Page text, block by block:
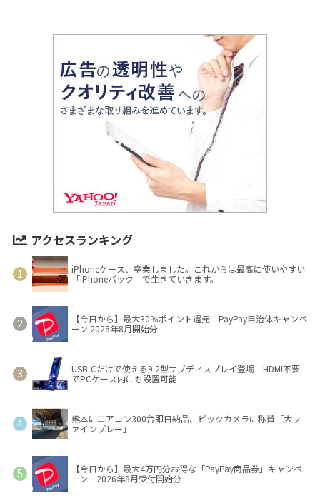
アクセスランキング
iPhoneケース、卒業しました。これからは最高に使いやすい
「iPhoneバック」で生きていきます。
【今日から】最大30％ポイント還元！PayPay自治体キャンペ
ーン 2026年8月開始分
USB-Cだけで使える9.2型サブディスプレイ登場 HDMI不要
でPCケース内にも設置可能
熊本にエアコン300台即日納品、ビックカメラに称賛「大フ
ァインプレー」
【今日から】最大4万円分お得な「PayPay商品券」キャンペ
ーン 2026年8月受付開始分